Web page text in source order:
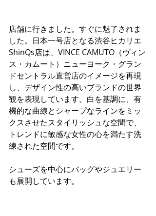
店舗に行きました。すぐに魅了されま
した。日本一号店となる渋谷ヒカリエ
ShinQs店は、VINCE CAMUTO（ヴィン
ス・カムート）ニューヨーク・グラン
ドセントラル直営店のイメージを再現
し、デザイン性の高いブランドの世界
観を表現しています。白を基調に、有
機的な曲線とシャープなラインをミッ
クスさせたスタイリッシュな空間で、
トレンドに敏感な女性の心を満たす洗
練された空間です。
シューズを中心にバッグやジュエリー
も展開しています。